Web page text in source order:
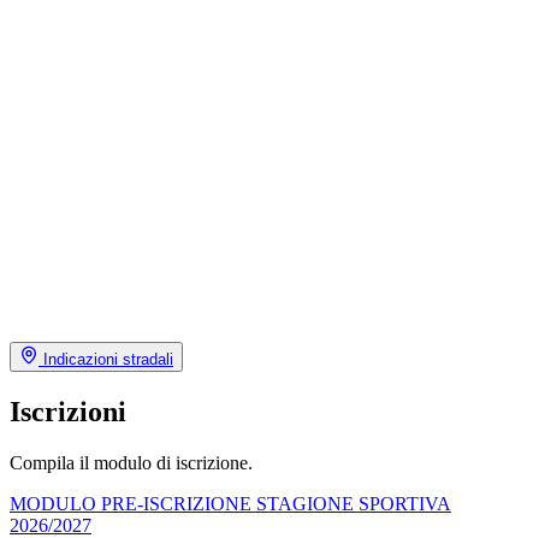
Indicazioni stradali
Iscrizioni
Compila il modulo di iscrizione.
MODULO PRE-ISCRIZIONE STAGIONE SPORTIVA
2026/2027